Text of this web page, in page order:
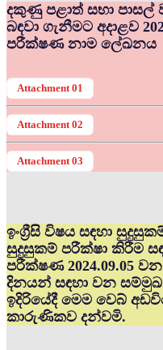
දකුණු පළාත් සභා පාසල්
බඳවා ගැනීමට අදාළව
පරීක්ෂණ නාම ලේඛනය
Attachment 01
Attachment 02
Attachment 03
ඉංග්‍රීසි විෂය සඳහා
සුදුසුකම් පරීක්ෂා කිරීම
පරීක්ෂණ 2024.09.05
දිනයන් සඳහා වන
ඉදිරියේදී මෙම වෙබ්
කාරුණිකව දන්වමි.